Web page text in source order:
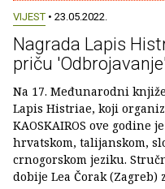
VIJEST • 23.05.2022.
Nagrada Lapis
priču 'Odbrojavanje'
Na 17. Međunarodni
Lapis Histriae, koji
KAOSKAIROS ove godine
hrvatskom, talijanskom,
crnogorskom jeziku.
dobije Lea Čorak (Zagreb)